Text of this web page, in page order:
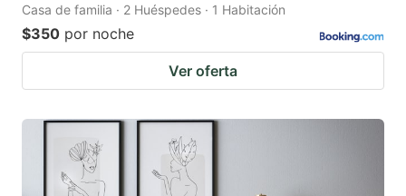
Casa de familia · 2 Huéspedes · 1 Habitación
$350 por noche
Ver oferta